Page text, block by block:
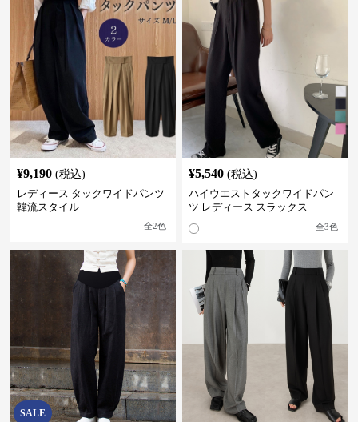
¥9,190 (税込)
レディース タックワイドパンツ
韓流スタイル
全2色
¥5,540 (税込)
ハイウエストタックワイドパン
ツ レディース スラックス
全3色
SALE